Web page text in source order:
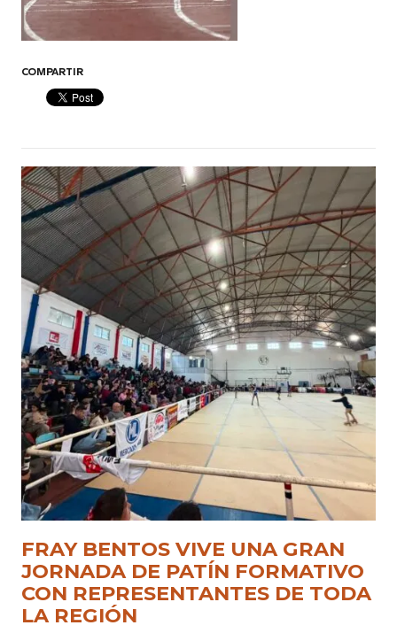
COMPARTIR
FRAY BENTOS VIVE UNA GRAN
JORNADA DE PATÍN FORMATIVO
CON REPRESENTANTES DE TODA
LA REGIÓN